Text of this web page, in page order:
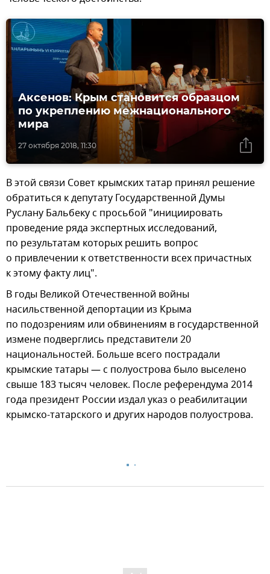
27 октября 2018, 11:30
Аксенов: Крым становится образцом
по укреплению межнационального
мира
В этой связи Совет крымских татар принял решение
обратиться к депутату Государственной Думы
Руслану Бальбеку с просьбой "инициировать
проведение ряда экспертных исследований,
по результатам которых решить вопрос
о привлечении к ответственности всех причастных
к этому факту лиц".
В годы Великой Отечественной войны
насильственной депортации из Крыма
по подозрениям или обвинениям в государственной
измене подверглись представители 20
национальностей. Больше всего пострадали
крымские татары — с полуострова было выселено
свыше 183 тысяч человек. После референдума 2014
года президент России издал указ о реабилитации
крымско-татарского и других народов полуострова.